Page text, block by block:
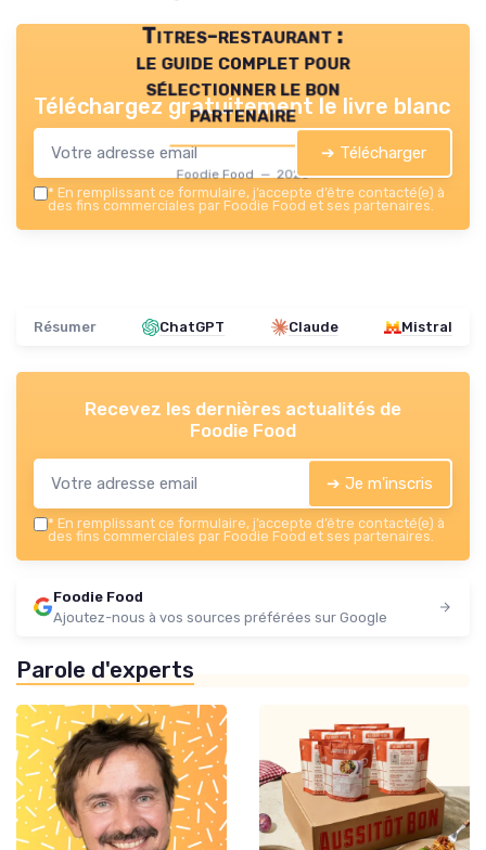
Titres-restaurant :
le guide complet pour
sélectionner le bon
partenaire
Foodie Food — 2026
Téléchargez gratuitement le livre blanc
➔ Télécharger
* En remplissant ce formulaire, j’accepte d’être contacté(e) à
des fins commerciales par Foodie Food et ses partenaires.
Résumer ChatGPT Claude Mistral
Recevez les dernières actualités de
Foodie Food
➔ Je m'inscris
* En remplissant ce formulaire, j’accepte d’être contacté(e) à
des fins commerciales par Foodie Food et ses partenaires.
Foodie Food
Ajoutez-nous à vos sources préférées sur Google
Parole d'experts